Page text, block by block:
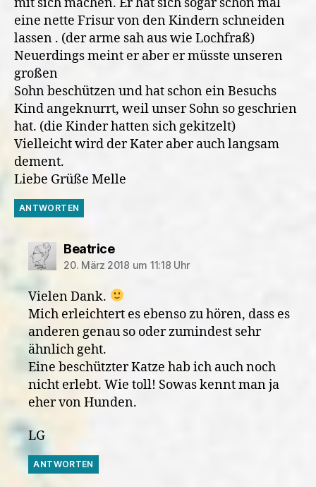
eine nette Frisur von den Kindern schneiden
lassen . (der arme sah aus wie Lochfraß)
Neuerdings meint er aber er müsste unseren
großen
Sohn beschützen und hat schon ein Besuchs
Kind angeknurrt, weil unser Sohn so geschrien
hat. (die Kinder hatten sich gekitzelt)
Vielleicht wird der Kater aber auch langsam
dement.
Liebe Grüße Melle
ANTWORTEN
Beatricesagt:
20. März 2018 um 11:18 Uhr
Vielen Dank.
Mich erleichtert es ebenso zu hören, dass es
anderen genau so oder zumindest sehr
ähnlich geht.
Eine beschützter Katze hab ich auch noch
nicht erlebt. Wie toll! Sowas kennt man ja
eher von Hunden.
LG
ANTWORTEN